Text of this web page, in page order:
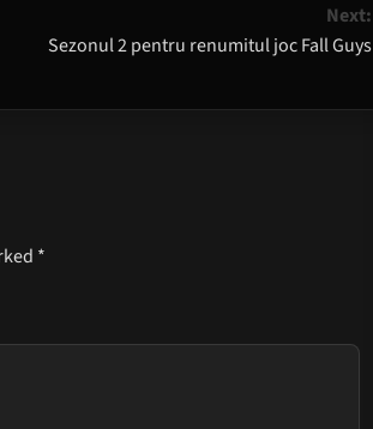
Next:
Sezonul 2 pentru renumitul joc Fall Guys
*